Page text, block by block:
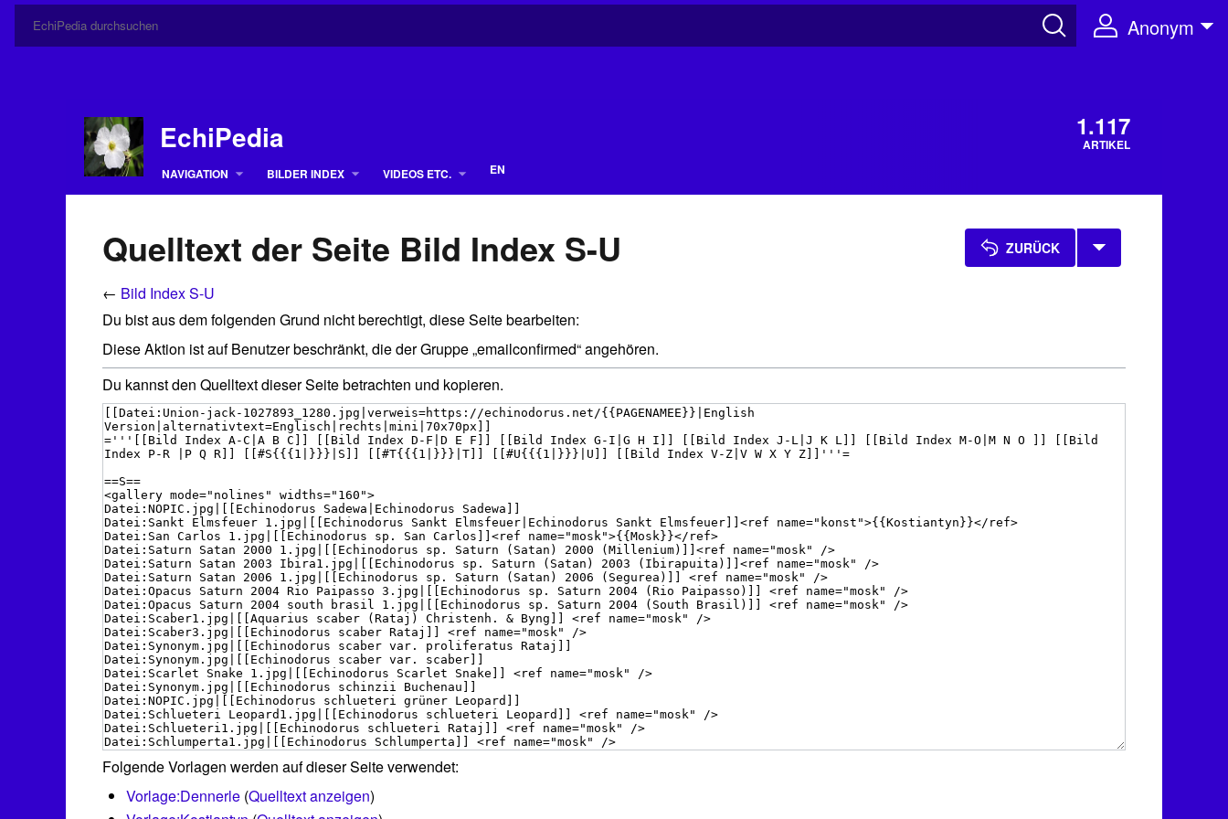
Anonym
EchiPedia 1.117
ARTIKEL
NAVIGATION
BILDER INDEX VIDEOS ETC. EN
Quelltext der Seite Bild Index S-U ZURÜCK
← Bild Index S-U
Du bist aus dem folgenden Grund nicht berechtigt, diese Seite bearbeiten:
Diese Aktion ist auf Benutzer beschränkt, die der Gruppe „emailconfirmed“ angehören.
Du kannst den Quelltext dieser Seite betrachten und kopieren.
Folgende Vorlagen werden auf dieser Seite verwendet:
Vorlage:Dennerle(Quelltext anzeigen)